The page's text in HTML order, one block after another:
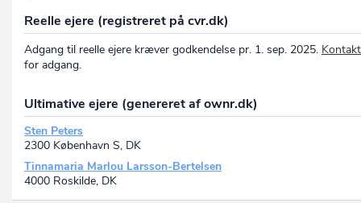
Reelle ejere (registreret på cvr.dk)
Adgang til reelle ejere kræver godkendelse pr. 1. sep. 2025.
for adgang.
Ultimative ejere (genereret af ownr.dk)
Sten Peters
2300 København S, DK
Tinnamaria Marlou Larsson-Bertelsen
4000 Roskilde, DK